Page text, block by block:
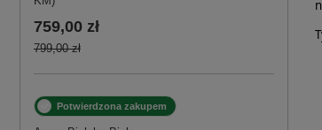
759,00 zł
799,00 zł
Potwierdzona zakupem